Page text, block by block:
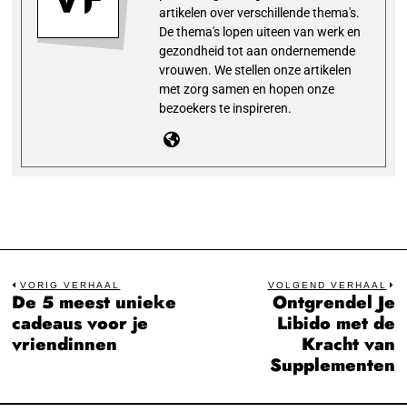
artikelen over verschillende thema's.
De thema's lopen uiteen van werk en
gezondheid tot aan ondernemende
vrouwen. We stellen onze artikelen
met zorg samen en hopen onze
bezoekers te inspireren.
Bericht
navigatie
VORIG VERHAAL
Previous
post:
De 5 meest unieke
cadeaus voor je
vriendinnen
VOLGEND VERHAAL
Ontgrendel Je
Libido met de
Kracht van
Supplementen